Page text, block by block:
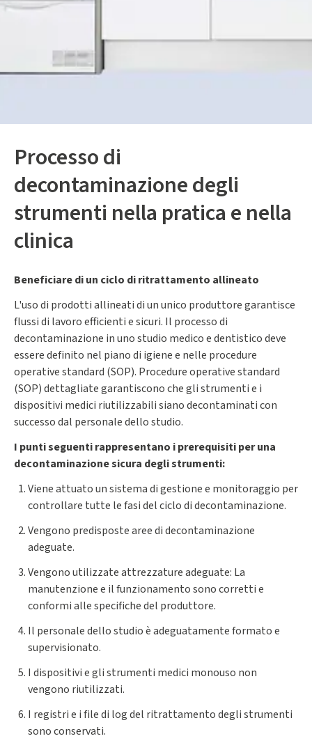
Video per il ritrattamento degli strumenti
Processo di
decontaminazione degli
strumenti nella pratica e nella
clinica
Beneficiare di un ciclo di ritrattamento allineato
L'uso di prodotti allineati di un unico produttore garantisce
flussi di lavoro efficienti e sicuri. Il processo di
decontaminazione in uno studio medico e dentistico deve
essere definito nel piano di igiene e nelle procedure
operative standard (SOP). Procedure operative standard
(SOP) dettagliate garantiscono che gli strumenti e i
dispositivi medici riutilizzabili siano decontaminati con
successo dal personale dello studio.
I punti seguenti rappresentano i prerequisiti per una
decontaminazione sicura degli strumenti:
Viene attuato un sistema di gestione e monitoraggio per
controllare tutte le fasi del ciclo di decontaminazione.
Vengono predisposte aree di decontaminazione
adeguate.
Vengono utilizzate attrezzature adeguate: La
manutenzione e il funzionamento sono corretti e
conformi alle specifiche del produttore.
Il personale dello studio è adeguatamente formato e
supervisionato.
I dispositivi e gli strumenti medici monouso non
vengono riutilizzati.
I registri e i file di log del ritrattamento degli strumenti
sono conservati.